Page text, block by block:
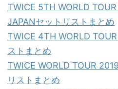
TWICE 5TH WORLD
JAPANセットリストまとめ
TWICE 4TH WORLD
ストまとめ
TWICE WORLD TOUR
リストまとめ